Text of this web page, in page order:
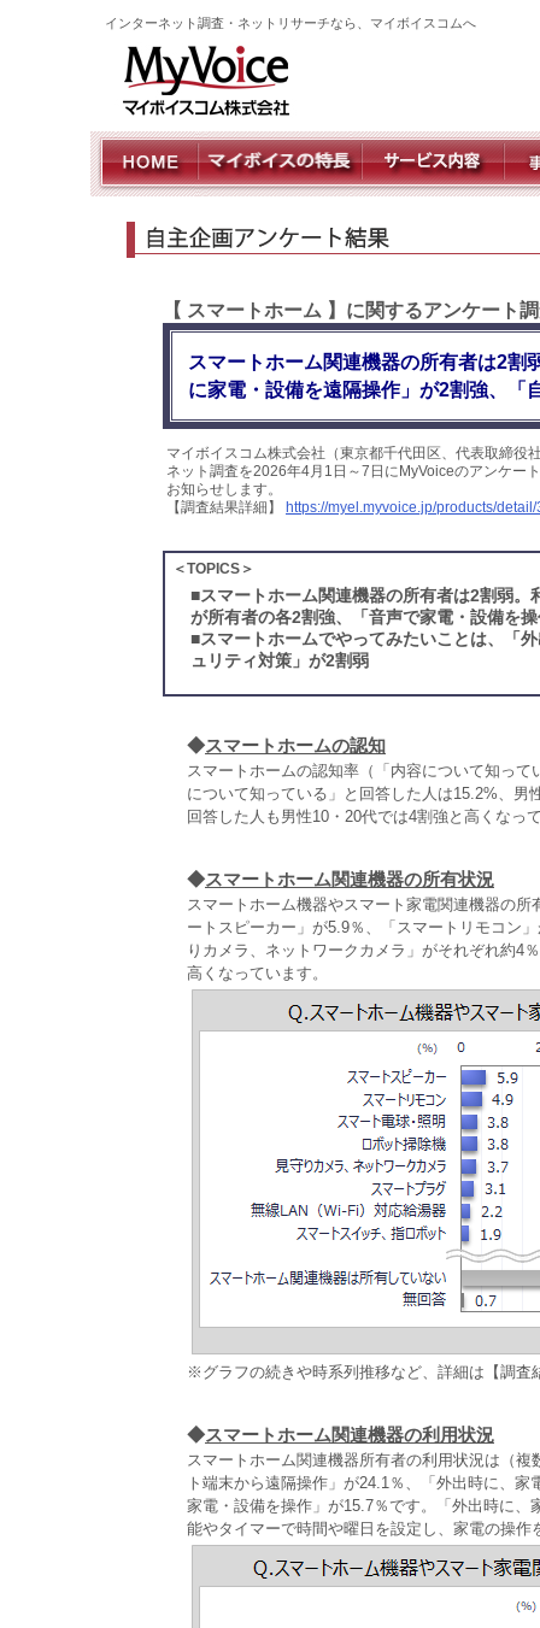
インターネット調査・ネットリサーチなら、マイボイスコムへ
【 スマートホーム 】に関するアンケート
スマートホーム関連機器の所有者は2割
に家電・設備を遠隔操作」が2割強、「
マイボイスコム株式会社（東京都千代田区、代表取締
ネット調査を2026年4月1日～7日にMyVoiceのアンケー
お知らせします。
【調査結果詳細】
https://myel.myvoice.jp/products/
＜TOPICS＞
■スマートホーム関連機器の所有者は2割弱
が所有者の各2割強、「音声で家電・設備を
■スマートホームでやってみたいことは、「
ュリティ対策」が2割弱
◆スマートホームの認知
スマートホームの認知率（「内容について知っ
について知っている」と回答した人は15.2%、
回答した人も男性10・20代では4割強と高くなっ
◆スマートホーム関連機器の所有状況
スマートホーム機器やスマート家電関連機器の
ートスピーカー」が5.9％、「スマートリモコン
りカメラ、ネットワークカメラ」がそれぞれ約4
高くなっています。
※グラフの続きや時系列推移など、詳細は【調査
◆スマートホーム関連機器の利用状況
スマートホーム関連機器所有者の利用状況は（
ト端末から遠隔操作」が24.1％、「外出時に、
家電・設備を操作」が15.7％です。「外出時に
能やタイマーで時間や曜日を設定し、家電の操